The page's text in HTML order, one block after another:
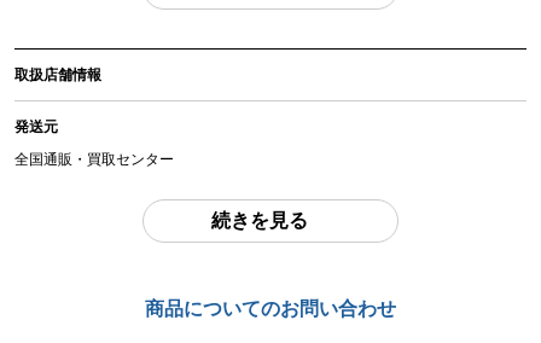
アイテム状態
中古：C（使用感あり/キズ、ヨゴレあり）
せん。DSA100-69-C-2799。M4マガジンが3本収納可能です。中古品となりま
すので、画像にて内容、状態をご確認の上ご検討ください。
お品物についてのご注意を必ずお読み頂き、ご同意の上でご購入下さい
chc-2605293305-ai-081533305
取扱店舗情報
発送元
全国通販・買取センター
東京都江戸川区中葛西6-10-14 2F
続きを見る
商品についてのお問い合わせ